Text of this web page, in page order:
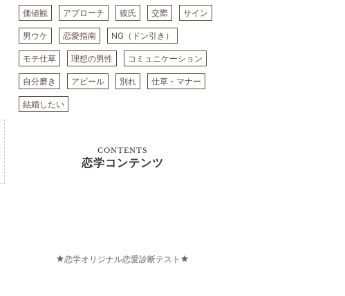
価値観 アプローチ 彼氏 交際 サイン
男ウケ 恋愛指南 NG（ドン引き）
モテ仕草 理想の男性 コミュニケーション
自分磨き アピール 別れ 仕草・マナー
結婚したい
CONTENTS
恋学コンテンツ
恋学オリジナル恋愛診断テスト